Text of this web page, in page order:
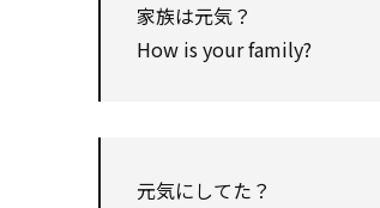
家族は元気？
How is your family?
元気にしてた？